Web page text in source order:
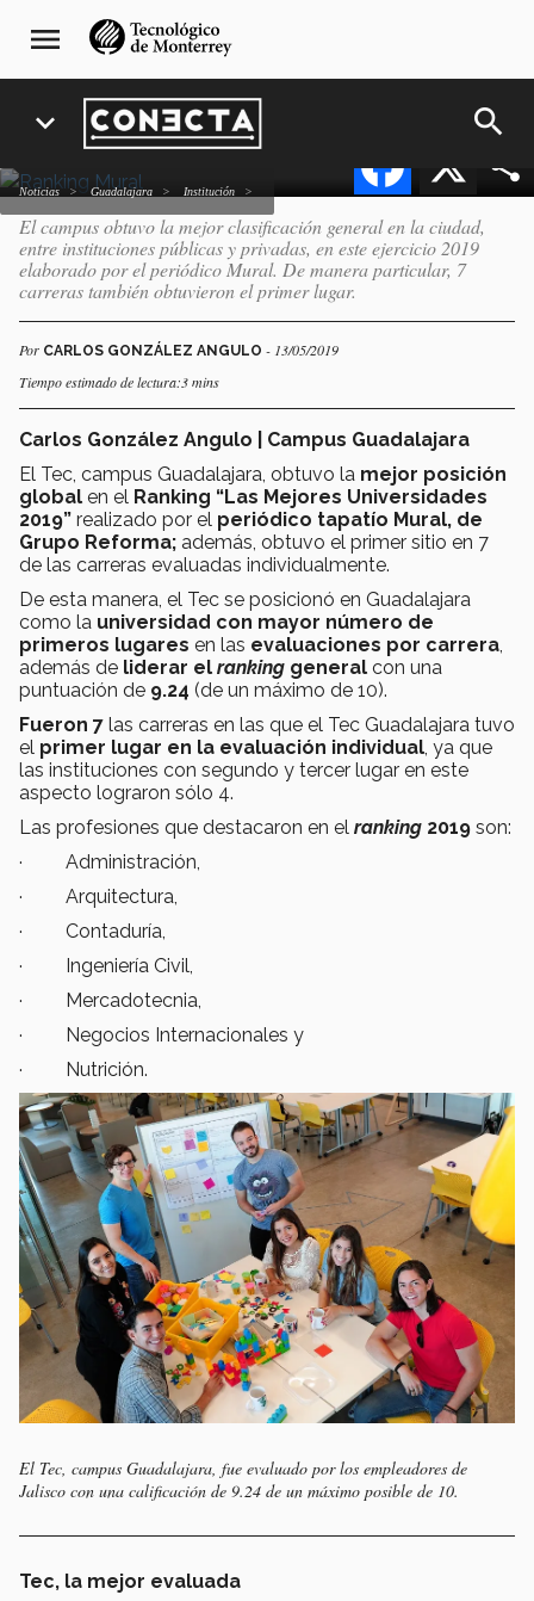
navegación
principal
menu
expand_more search
Noticias Guadalajara Institución
mejor sitio global en
ranking de Grupo Reforma
Facebook
El campus obtuvo la mejor clasificación general en la ciudad,
entre instituciones públicas y privadas, en este ejercicio 2019
elaborado por el periódico Mural. De manera particular, 7
carreras también obtuvieron el primer lugar.
Por CARLOS GONZÁLEZ ANGULO - 13/05/2019
Tiempo estimado de lectura:3 mins
Carlos González Angulo | Campus Guadalajara
El Tec, campus Guadalajara, obtuvo la mejor posición
global en el Ranking “Las Mejores Universidades
2019” realizado por el periódico tapatío Mural, de
Grupo Reforma; además, obtuvo el primer sitio en 7
de las carreras evaluadas individualmente.
De esta manera, el Tec se posicionó en Guadalajara
como la universidad con mayor número de
primeros lugares en las evaluaciones por carrera
además de liderar el ranking general con una
puntuación de 9.24 (de un máximo de 10).
Fueron 7 las carreras en las que el Tec Guadalajara tuvo
el primer lugar en la evaluación individual , ya que
las instituciones con segundo y tercer lugar en este
aspecto lograron sólo 4.
Las profesiones que destacaron en el ranking 2019 son:
· Administración,
· Arquitectura,
· Contaduría,
· Ingeniería Civil,
· Mercadotecnia,
· Negocios Internacionales y
· Nutrición.
El Tec, campus Guadalajara, fue evaluado por los empleadores de
Jalisco con una calificación de 9.24 de un máximo posible de 10.
Tec, la mejor evaluada